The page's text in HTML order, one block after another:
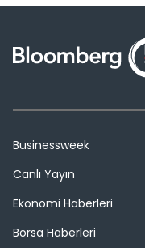
Businessweek
Canlı Yayın
Ekonomi Haberleri
Borsa Haberleri